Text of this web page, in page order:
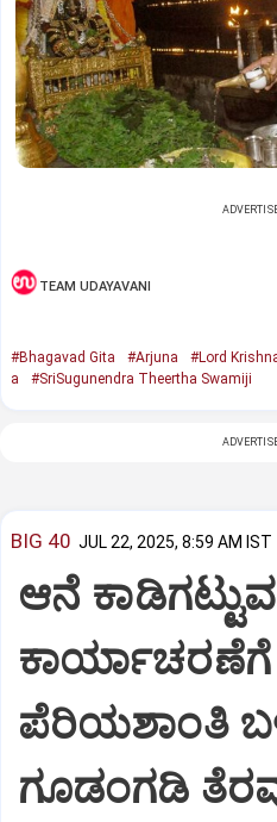
TEAM UDAYAVANI
#Bhagavad Gita #Arjuna #Lord
a
#SriSugunendra Theertha Swamiji
BIG 40 JUL 22, 2025, 8:59 AM IST
ಆನೆ ಕಾಡಿಗಟ್ಟುವ
ಕಾರ್ಯಾಚರಣೆಗೆ
ಪೆರಿಯಶಾಂತಿ
ಗೂಡಂಗಡಿ